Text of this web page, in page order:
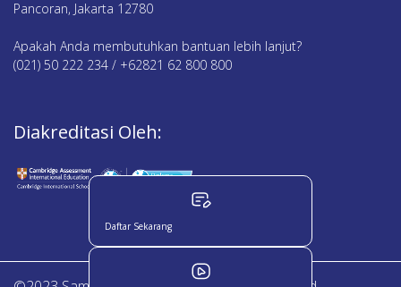
Pancoran, Jakarta 12780
Apakah Anda membutuhkan bantuan lebih lanjut?
(021) 50 222 234 / +62821 62 800 800
Diakreditasi Oleh:
Daftar Sekarang